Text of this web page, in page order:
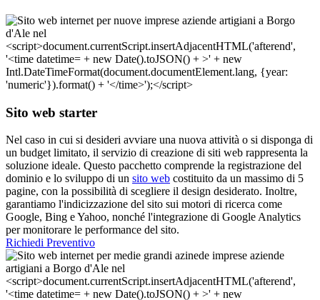
Sito web starter
Nel caso in cui si desideri avviare una nuova attività o si disponga di
un budget limitato, il servizio di creazione di siti web rappresenta la
soluzione ideale. Questo pacchetto comprende la registrazione del
dominio e lo sviluppo di un sito web costituito da un massimo di 5
pagine, con la possibilità di scegliere il design desiderato. Inoltre,
garantiamo l'indicizzazione del sito sui motori di ricerca come
Google, Bing e Yahoo, nonché l'integrazione di Google Analytics
per monitorare le performance del sito.
Richiedi Preventivo